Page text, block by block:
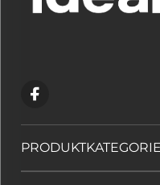
PRODUKTKATEGORIE